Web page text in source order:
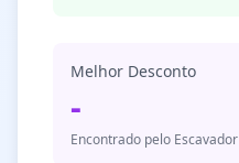
Melhor Desconto
-
Encontrado pelo Escavador